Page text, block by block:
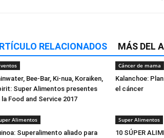
RELACIONADOS MÁS DEL
Bee-Bar, Ki-nua, Koraiken,
Super Alimentos presentes
la Food and Service 2017
Cáncer de mama
Kalanchoe:
el cáncer
Alimentos
Superalimento aliado para
Super Alimentos
10 SÚPER